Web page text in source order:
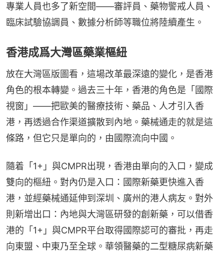
專業人員也多了新空間——審評員、藥物警戒人員、
臨床試驗協調員、數據分析師等職位將陸續產生。
香港成爲大灣區藥業樞紐
放在大灣區版圖看，這場改革最深遠的變化，是香港
角色的根本轉變。過去三十年，香港的角色是「國際
視窗」——把歐美的醫療技術、藥品、人才引入香
港，再透過合作渠道擴散到內地。藥械通走的就是這
條路，但它只是單向的，由國際流向中國。
隨着「1+」與CMPR出現，香港由單向的入口，變成
雙向的樞紐。對內仍是入口：國際新藥更快進入香
港，並經藥械通延伸到深圳、廣州的港人病友。對外
則新增出口：內地與大灣區研發的創新藥，可以借香
港的「1+」與CMPR平台取得國際認可的審批，再走
向東盟、中東乃至全球。華領醫藥的二型糖尿病新藥